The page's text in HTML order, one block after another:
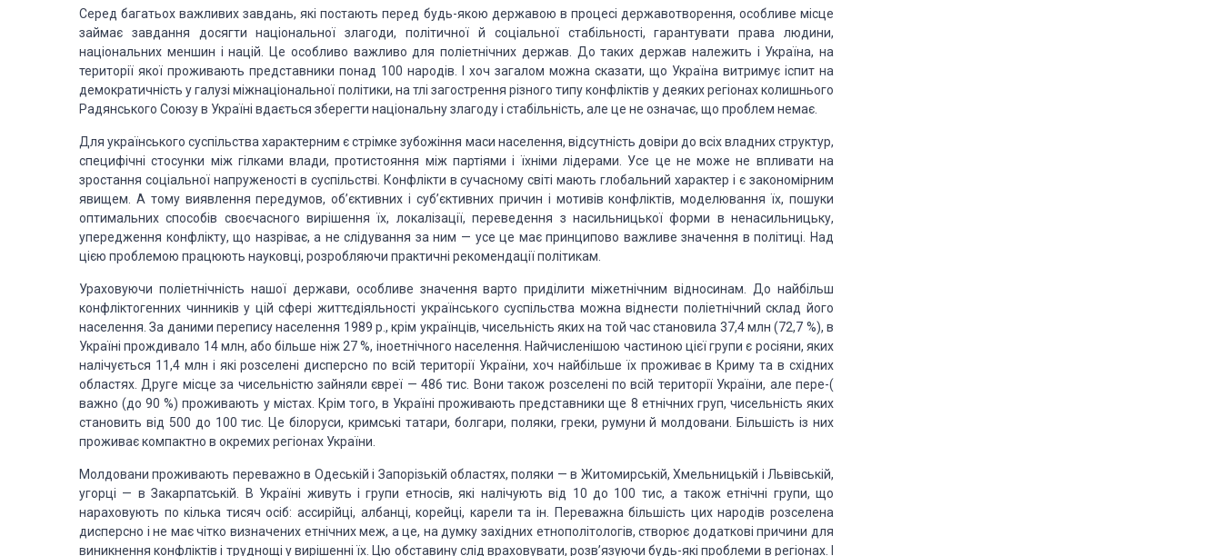
Серед багатьох важливих завдань, які постають перед будь-якою державою в процесі державотворення, особливе місце
займає завдання досягти національної злагоди, політичної й соціальної стабільності, гарантувати права людини,
національних меншин і націй. Це особливо важливо для поліетнічних держав. До таких держав належить і Україна, на
території якої проживають представники понад 100 народів. І хоч загалом можна сказати, що Україна витримує іспит на
демократичність у галузі міжнаціональної політики, на тлі загострення різного типу конфліктів у деяких регіонах колишнього
Радянського Союзу в Україні вдається зберегти національну злагоду і стабільність, але це не означає, що проблем немає.
Для українського суспільства характерним є стрімке зубожіння маси населення, відсутність довіри до всіх владних структур,
специфічні стосунки між гілками влади, протистояння між партіями і їхніми лідерами. Усе це не може не впливати на
зростання соціальної напруженості в суспільстві. Конфлікти в сучасному світі мають глобальний характер і є закономірним
явищем. А тому виявлення передумов, об’єктивних і суб’єктивних причин і мотивів конфліктів, моделювання їх, пошуки
оптимальних способів своєчасного вирішення їх, локалізації, переведення з насильницької форми в ненасильницьку,
упередження конфлікту, що назріває, а не слідування за ним — усе це має принципово важливе значення в політиці. Над
цією проблемою працюють науковці, розробляючи практичні рекомендації політикам.
Ураховуючи поліетнічність нашої держави, особливе значення варто приділити міжетнічним відносинам. До найбільш
конфліктогенних чинників у цій сфері життєдіяльності українського суспільства можна віднести поліетнічний склад його
населення. За даними перепису населення 1989 p., крім українців, чисельність яких на той час становила 37,4 млн (72,7 %), в
Україні прождивало 14 млн, або більше ніж 27 %, іноетнічного населення. Найчисленішою частиною цієї групи є росіяни, яких
налічується 11,4 млн і які розселені дисперсно по всій території України, хоч найбільше їх проживає в Криму та в східних
областях. Друге місце за чисельністю зайняли євреї — 486 тис. Вони також розселені по всій території України, але пере-(
важно (до 90 %) проживають у містах. Крім того, в Україні проживають представники ще 8 етнічних груп, чисельність яких
становить від 500 до 100 тис. Це білоруси, кримські татари, болгари, поляки, греки, румуни й молдовани. Більшість із них
проживає компактно в окремих регіонах України.
Молдовани проживають переважно в Одеській і Запорізькій областях, поляки — в Житомирській, Хмельницькій і Львівській,
угорці — в Закарпатській. В Україні живуть і групи етносів, які налічують від 10 до 100 тис, а також етнічні групи, що
нараховують по кілька тисяч осіб: ассирійці, албанці, корейці, карели та ін. Переважна більшість цих народів розселена
дисперсно і не має чітко визначених етнічних меж, а це, на думку західних етнополітологів, створює додаткові причини для
виникнення конфліктів і труднощі у вирішенні їх. Цю обставину слід враховувати, розв’язуючи будь-які проблеми в регіонах. І